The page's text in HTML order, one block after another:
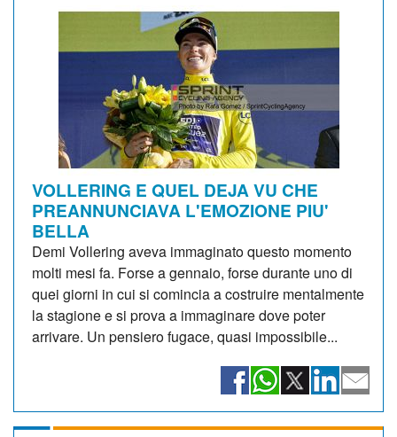
VOLLERING E QUEL DEJA VU CHE
PREANNUNCIAVA L'EMOZIONE PIU'
BELLA
Demi Vollering aveva immaginato questo momento
molti mesi fa. Forse a gennaio, forse durante uno di
quei giorni in cui si comincia a costruire mentalmente
la stagione e si prova a immaginare dove poter
arrivare. Un pensiero fugace, quasi impossibile...